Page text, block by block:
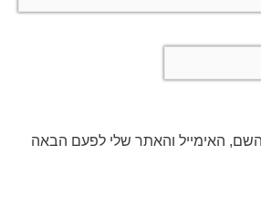
האימייל והאתר שלי לפעם הבאה